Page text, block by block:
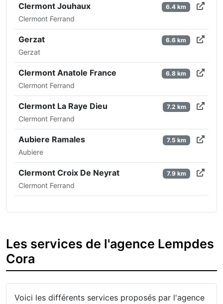
Clermont Jouhaux
Clermont Ferrand
6.4 km
Gerzat
Gerzat
6.6 km
Clermont Anatole France
Clermont Ferrand
6.8 km
Clermont La Raye Dieu
Clermont Ferrand
7.2 km
Aubiere Ramales
Aubiere
7.5 km
Clermont Croix De Neyrat
Clermont Ferrand
7.9 km
Les services de l'agence Lempdes
Cora
Voici les différents services proposés par l'agence